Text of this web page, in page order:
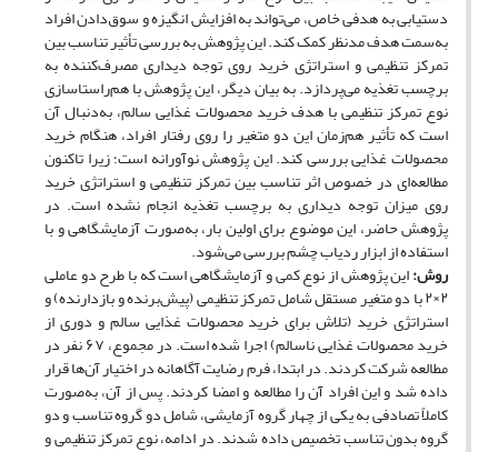
دستیابی به هدفی خاص، می‌تواند به افزایش انگیزه و سوق‌دادن افراد
به‌سمت هدف مدنظر کمک کند. این پژوهش به بررسی تأثیر تناسب بین
تمرکز تنظیمی و استراتژی خرید روی توجه دیداری مصرف‌کننده به
برچسب تغذیه می‌پردازد. به بیان دیگر، این پژوهش با هم‌راستاسازی
نوع تمرکز تنظیمی با هدف خرید محصولات غذایی سالم، به‌دنبال آن
است که تأثیر هم‌زمان این دو متغیر را روی رفتار افراد، هنگام خرید
محصولات غذایی بررسی کند. این پژوهش نوآورانه است؛ زیرا تاکنون
مطالعه‌ای در خصوص اثر تناسب بین تمرکز تنظیمی و استراتژی خرید
روی میزان توجه دیداری به برچسب تغذیه انجام نشده است. در
پژوهش حاضر، این موضوع برای اولین بار، به‌صورت آزمایشگاهی و با
استفاده از ابزار ردیاب چشم بررسی می‌شود.
روش:این پژوهش از نوع کمی و آزمایشگاهی است که با طرح دو عاملی
۲×۲ با دو متغیر مستقل شامل تمرکز تنظیمی (پیش‌برنده و بازدارنده) و
استراتژی خرید (تلاش برای خرید محصولات غذایی سالم و دوری از
خرید محصولات غذایی ناسالم) اجرا شده است. در مجموع، ۶۷ نفر در
مطالعه شرکت کردند. در ابتدا، فرم رضایت آگاهانه در اختیار آن‌ها قرار
داده شد و این افراد آن را مطالعه و امضا کردند. پس از آن، به‌صورت
کاملاً تصادفی به یکی از چهار گروه آزمایشی، شامل دو گروه تناسب و دو
گروه بدون تناسب تخصیص داده شدند. در ادامه، نوع تمرکز تنظیمی و